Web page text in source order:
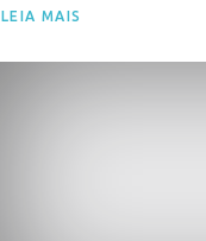
LEIA MAIS
Eventos